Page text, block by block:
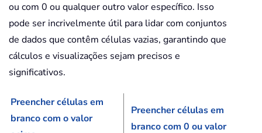
ou com 0 ou qualquer outro valor específico. Isso
pode ser incrivelmente útil para lidar com conjuntos
de dados que contêm células vazias, garantindo que
cálculos e visualizações sejam precisos e
significativos.
Preencher células em
branco com o valor
Preencher células em
branco com 0 ou valor